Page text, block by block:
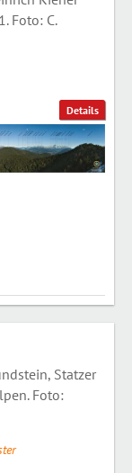
Details
Foto: C.
Statzer
Foto: